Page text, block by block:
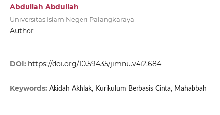
Abdullah Abdullah
Universitas Islam Negeri Palangkaraya
Author
DOI: https://doi.org/10.59435/jimnu.v4i2.684
Keywords: Akidah Akhlak, Kurikulum Berbasis Cinta, Mahabbah